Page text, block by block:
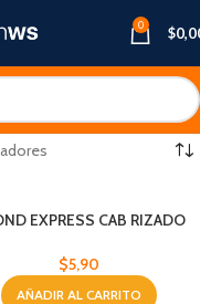
0 $
EXPRESS CAB RIZADO
$5,90
AÑADIR AL CARRITO